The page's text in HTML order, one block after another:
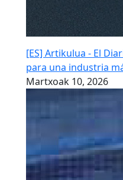
[ES] Artikulua - El
para una industria
Martxoak 10, 2026